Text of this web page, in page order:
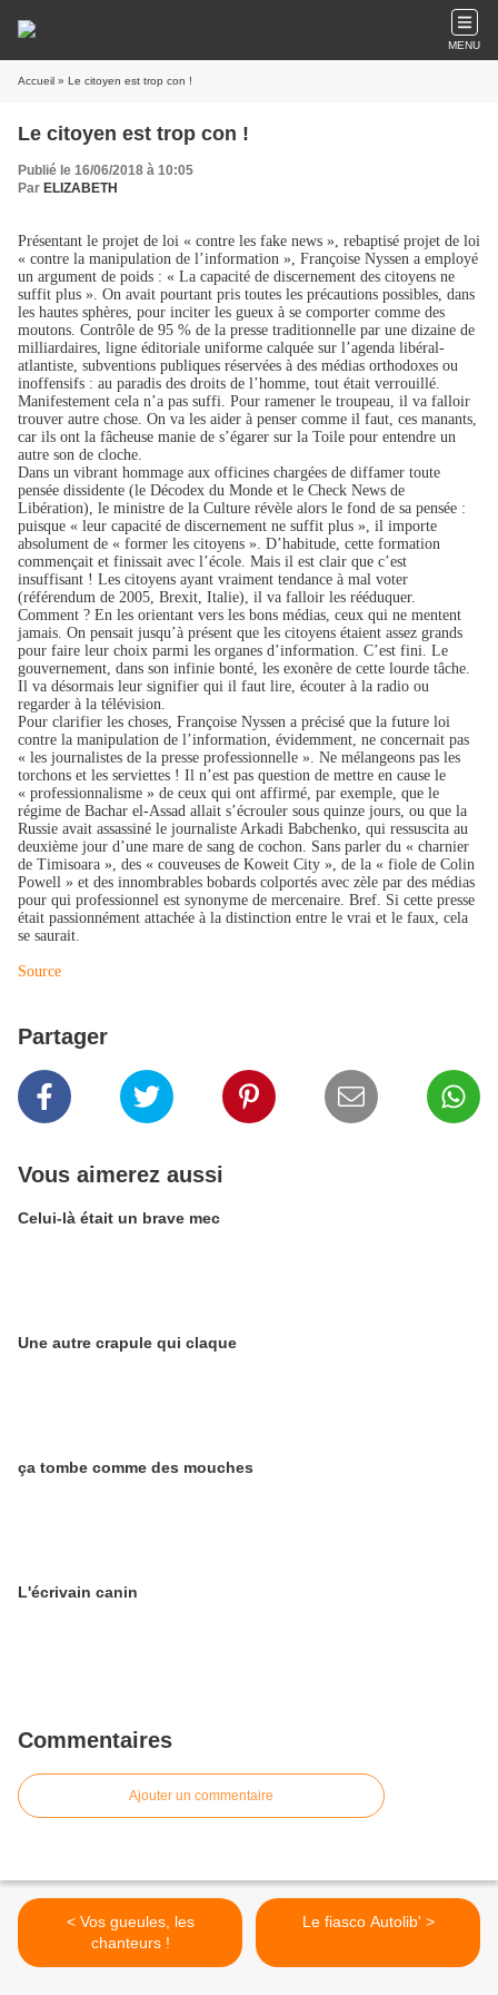
MENU
Accueil » Le citoyen est trop con !
Le citoyen est trop con !
Publié le 16/06/2018 à 10:05
Par ELIZABETH
Présentant le projet de loi « contre les fake news », rebaptisé projet de loi
« contre la manipulation de l’information », Françoise Nyssen a employé
un argument de poids : « La capacité de discernement des citoyens ne
suffit plus ». On avait pourtant pris toutes les précautions possibles, dans
les hautes sphères, pour inciter les gueux à se comporter comme des
moutons. Contrôle de 95 % de la presse traditionnelle par une dizaine de
milliardaires, ligne éditoriale uniforme calquée sur l’agenda libéral-
atlantiste, subventions publiques réservées à des médias orthodoxes ou
inoffensifs : au paradis des droits de l’homme, tout était verrouillé.
Manifestement cela n’a pas suffi. Pour ramener le troupeau, il va falloir
trouver autre chose. On va les aider à penser comme il faut, ces manants,
car ils ont la fâcheuse manie de s’égarer sur la Toile pour entendre un
autre son de cloche.
Dans un vibrant hommage aux officines chargées de diffamer toute
pensée dissidente (le Décodex du Monde et le Check News de
Libération), le ministre de la Culture révèle alors le fond de sa pensée :
puisque « leur capacité de discernement ne suffit plus », il importe
absolument de « former les citoyens ». D’habitude, cette formation
commençait et finissait avec l’école. Mais il est clair que c’est
insuffisant ! Les citoyens ayant vraiment tendance à mal voter
(référendum de 2005, Brexit, Italie), il va falloir les rééduquer.
Comment ? En les orientant vers les bons médias, ceux qui ne mentent
jamais. On pensait jusqu’à présent que les citoyens étaient assez grands
pour faire leur choix parmi les organes d’information. C’est fini. Le
gouvernement, dans son infinie bonté, les exonère de cette lourde tâche.
Il va désormais leur signifier qui il faut lire, écouter à la radio ou
regarder à la télévision.
Pour clarifier les choses, Françoise Nyssen a précisé que la future loi
contre la manipulation de l’information, évidemment, ne concernait pas
« les journalistes de la presse professionnelle ». Ne mélangeons pas les
torchons et les serviettes ! Il n’est pas question de mettre en cause le
« professionnalisme » de ceux qui ont affirmé, par exemple, que le
régime de Bachar el-Assad allait s’écrouler sous quinze jours, ou que la
Russie avait assassiné le journaliste Arkadi Babchenko, qui ressuscita au
deuxième jour d’une mare de sang de cochon. Sans parler du « charnier
de Timisoara », des « couveuses de Koweit City », de la « fiole de Colin
Powell » et des innombrables bobards colportés avec zèle par des médias
pour qui professionnel est synonyme de mercenaire. Bref. Si cette presse
était passionnément attachée à la distinction entre le vrai et le faux, cela
se saurait.
Source
Partager
Vous aimerez aussi
Celui-là était un brave mec
Une autre crapule qui claque
ça tombe comme des mouches
L'écrivain canin
Commentaires
Ajouter un commentaire
< Vos gueules, les
chanteurs !
Le fiasco Autolib' >